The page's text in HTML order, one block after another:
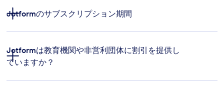
お問い合わせ
Jotformのサブスクリプション期間
Jotformは教育機関や非営利団体に割引を提供し
ていますか？